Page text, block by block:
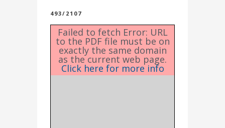
493/2107
Failed to fetch Error: URL
to the PDF file must be on
exactly the same domain
as the current web page.
Click here for more info